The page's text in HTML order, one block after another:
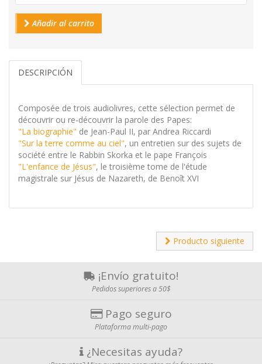
Añadir al carrito
DESCRIPCIÓN
Composée de trois audiolivres, cette sélection permet de
découvrir ou re-découvrir la parole des Papes:
"La biographie" de Jean-Paul II, par Andrea Riccardi
"Sur la terre comme au ciel", un entretien sur des sujets de
société entre le Rabbin Skorka et le pape François
"L'enfance de Jésus", le troisième tome de l'étude
magistrale sur Jésus de Nazareth, de Benoît XVI
Producto siguiente
¡Envío gratuito!
Pedidos superiores a 50$
Pago seguro
Plataforma multi-pago
¿Necesitas ayuda?